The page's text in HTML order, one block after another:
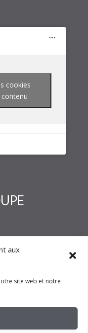
aux
site web et notre
cookies